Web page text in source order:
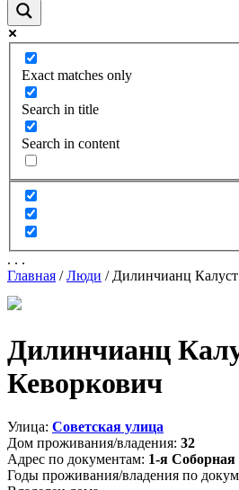
Exact matches only
Search in title
Search in content
. . .
Главная /Люди / Дилинчианц
Дилинчианц
Кеворкович
Улица: Советская улица
Дом проживания/владения: 32
Адрес по документам: 1-я Соборная
Годы проживания/владения по